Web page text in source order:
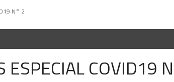
N° 2
ESPECIAL COVID19